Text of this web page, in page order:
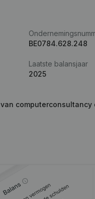
BE0784.628.248
Laatste balansjaar
2025